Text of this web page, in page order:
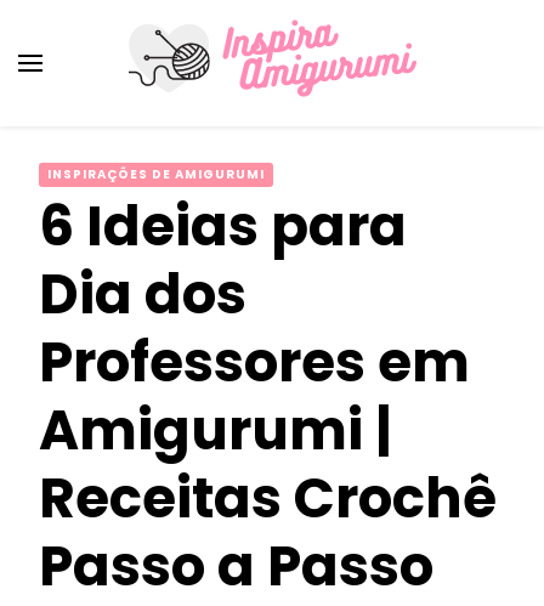
INSPIRAÇÕES DE AMIGURUMI
6 Ideias para
Dia dos
Professores em
Amigurumi |
Receitas Crochê
Passo a Passo